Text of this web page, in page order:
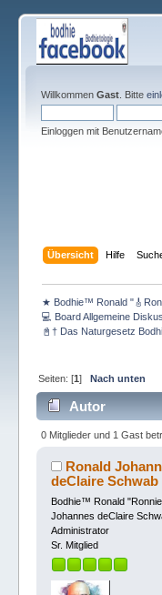
Willkommen Gast. Bitte
Einloggen mit
Übersicht Hilfe
★ Bodhie™ Ronald
💻 Board Allgemeine
📓† Das Naturgesetz
Seiten: [1] Nach unten
Autor
1080 mal)
0 Mitglieder und 1 Gast
Ronald
deClaire Schwab
Bodhie™ Ronald
Johannes deClaire
Administrator
Sr. Mitglied